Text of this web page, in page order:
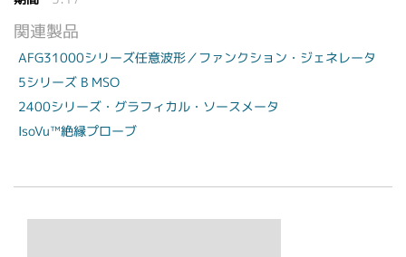
関連製品
AFG31000シリーズ任意波形／ファンクション・ジェネレータ
5シリーズ B MSO
2400シリーズ・グラフィカル・ソースメータ
IsoVu™絶縁プローブ